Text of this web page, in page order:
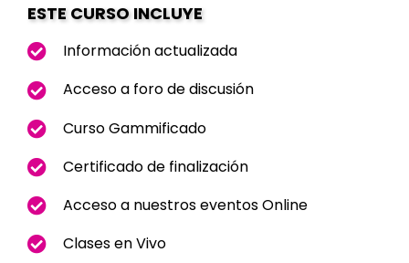
ESTE CURSO INCLUYE
Información actualizada
Acceso a foro de discusión
Curso Gammificado
Certificado de finalización
Acceso a nuestros eventos Online
Clases en Vivo